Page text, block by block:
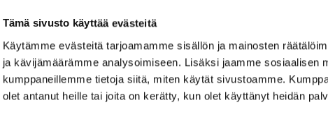
Tämä sivusto käyttää evästeitä
Käytämme evästeitä tarjoamamme sisällön ja mainosten
ja kävijämäärämme analysoimiseen. Lisäksi jaamme sosiaalisen
kumppaneillemme tietoja siitä, miten käytät sivustoamme.
olet antanut heille tai joita on kerätty, kun olet käyttänyt heidän
Tilapäisesti loppu verkkokaupasta